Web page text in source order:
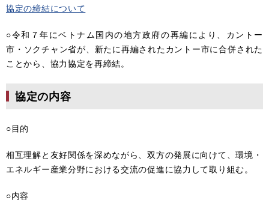
協定の締結について
○令和７年にベトナム国内の地方政府の再編により、カントー
市・ソクチャン省が、新たに再編されたカントー市に合併された
ことから、協力協定を再締結。
協定の内容
○目的
相互理解と友好関係を深めながら、双方の発展に向けて、環境・
エネルギー産業分野における交流の促進に協力して取り組む。
○内容